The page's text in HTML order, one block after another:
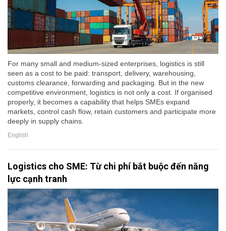
For many small and medium-sized enterprises, logistics is still
seen as a cost to be paid: transport, delivery, warehousing,
customs clearance, forwarding and packaging. But in the new
competitive environment, logistics is not only a cost. If organised
properly, it becomes a capability that helps SMEs expand
markets, control cash flow, retain customers and participate more
deeply in supply chains.
English
Logistics cho SME: Từ chi phí bắt buộc đến năng
lực cạnh tranh